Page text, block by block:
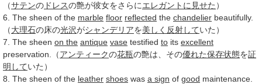
（サテンの ドレスの艶が彼女をさらにエレガントに 見せた ）
6. The sheen of the marble floor reflected the chandelier beautifully.
（大理石の床の光沢がシャンデリアを美しく 反射していた）
7. The sheen on the antique vase testified to its excellent
preservation.（アンティークの花瓶の艶は、その優れた保存状態を証
明していた）
8. The sheen of the leather shoes was a sign of good maintenance.